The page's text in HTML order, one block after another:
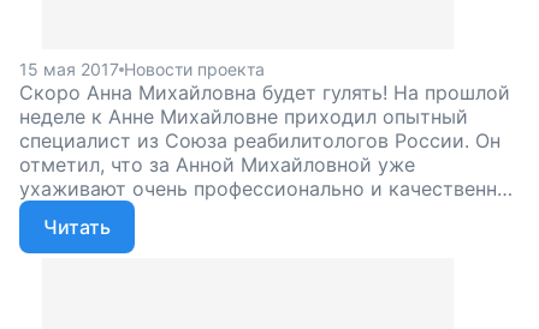
15 мая 2017 Новости проекта
Скоро Анна Михайловна будет гулять! На прошлой
неделе к Анне Михайловне приходил опытный
специалист из Союза реабилитологов России. Он
отметил, что за Анной Михайловной уже
ухаживают очень профессионально и качественно.
А мы продолжаем собирать средства на оплату
сиделки. Помогите бабушке Анне греться на
весеннем солнышке, поддержите наш проект!
Читать